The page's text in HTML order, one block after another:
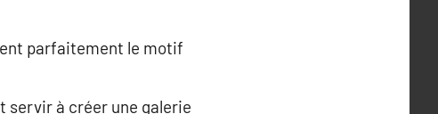
parfaitement le motif
servir à créer une galerie